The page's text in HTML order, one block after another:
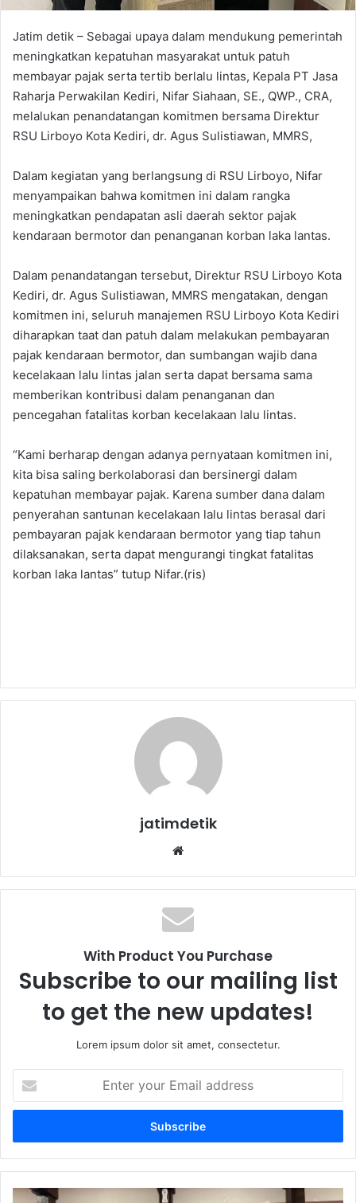
Jatim detik – Sebagai upaya dalam mendukung pemerintah
meningkatkan kepatuhan masyarakat untuk patuh
membayar pajak serta tertib berlalu lintas, Kepala PT Jasa
Raharja Perwakilan Kediri, Nifar Siahaan, SE., QWP., CRA,
melalukan penandatangan komitmen bersama Direktur
RSU Lirboyo Kota Kediri, dr. Agus Sulistiawan, MMRS,
Dalam kegiatan yang berlangsung di RSU Lirboyo, Nifar
menyampaikan bahwa komitmen ini dalam rangka
meningkatkan pendapatan asli daerah sektor pajak
kendaraan bermotor dan penanganan korban laka lantas.
Dalam penandatangan tersebut, Direktur RSU Lirboyo Kota
Kediri, dr. Agus Sulistiawan, MMRS mengatakan, dengan
komitmen ini, seluruh manajemen RSU Lirboyo Kota Kediri
diharapkan taat dan patuh dalam melakukan pembayaran
pajak kendaraan bermotor, dan sumbangan wajib dana
kecelakaan lalu lintas jalan serta dapat bersama sama
memberikan kontribusi dalam penanganan dan
pencegahan fatalitas korban kecelakaan lalu lintas.
“Kami berharap dengan adanya pernyataan komitmen ini,
kita bisa saling berkolaborasi dan bersinergi dalam
kepatuhan membayar pajak. Karena sumber dana dalam
penyerahan santunan kecelakaan lalu lintas berasal dari
pembayaran pajak kendaraan bermotor yang tiap tahun
dilaksanakan, serta dapat mengurangi tingkat fatalitas
korban laka lantas” tutup Nifar.(ris)
jatimdetik
te
With Product You Purchase
Subscribe to our mailing list
to get the new updates!
Lorem ipsum dolor sit amet, consectetur.
t
r
y
uU